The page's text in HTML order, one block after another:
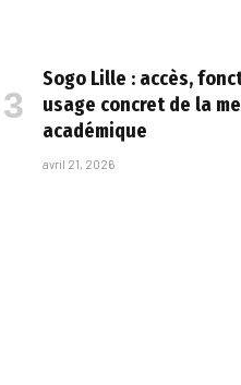
Sogo Lille : accès,
usage concret de la
académique
avril 21, 2026